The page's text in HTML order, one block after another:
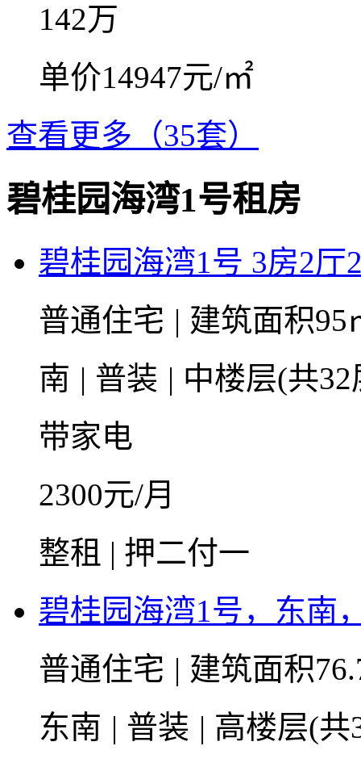
142万
单价14947元/㎡
查看更多（35套）
碧桂园海湾1号租房
碧桂园海湾1号 3房2厅
普通住宅 | 建筑面积
南 | 普装 | 中楼层(共
带家电
2300元/月
整租 | 押二付一
碧桂园海湾1号，东南
普通住宅 | 建筑面积
东南 | 普装 | 高楼层(